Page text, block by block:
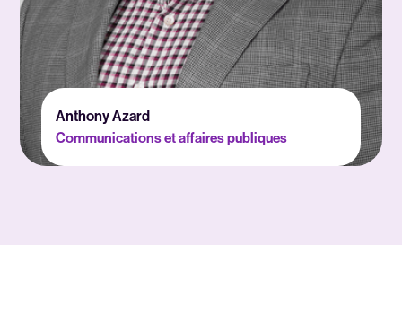
Anthony Azard
Communications et affaires publiques